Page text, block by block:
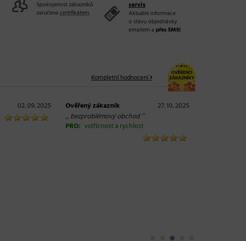
Spokojenost zákazníků
zaručena certifikátem.
servis
Aktuální informace
o stavu objednávky
emailem a přes SMS!
Kompletní hodnocení
02. 09. 2025 Ověřený zákazník 27. 10. 2025
„ bezproblémový obchod“
PRO: vstřícnost a rychlost